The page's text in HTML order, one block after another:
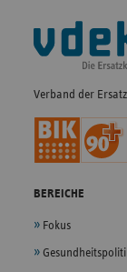
Fußleisten-
Navigation
Verband der
BEREICHE
Fokus